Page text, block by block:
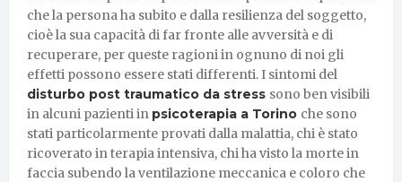
che la persona ha subito e dalla resilienza del soggetto,
cioè la sua capacità di far fronte alle avversità e di
recuperare, per queste ragioni in ognuno di noi gli
effetti possono essere stati differenti. I sintomi del
disturbo post traumatico da stress sono ben visibili
in alcuni pazienti in psicoterapia a Torino che sono
stati particolarmente provati dalla malattia, chi è stato
ricoverato in terapia intensiva, chi ha visto la morte in
faccia subendo la ventilazione meccanica e coloro che